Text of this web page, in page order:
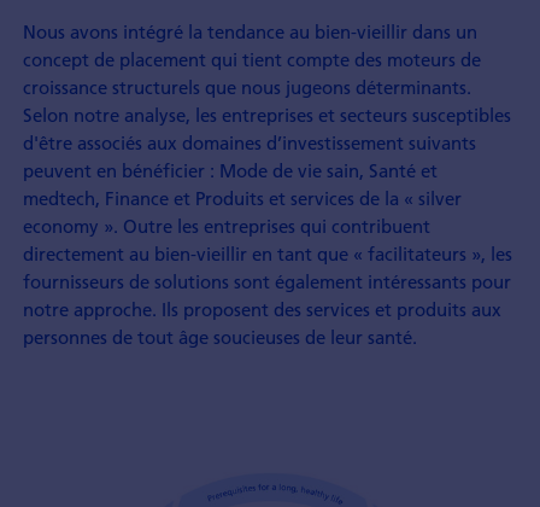
Nous avons intégré la tendance au bien-vieillir dans un
concept de placement qui tient compte des moteurs de
croissance structurels que nous jugeons déterminants.
Selon notre analyse, les entreprises et secteurs susceptibles
d'être associés aux domaines d’investissement suivants
peuvent en bénéficier : Mode de vie sain, Santé et
medtech, Finance et Produits et services de la « silver
economy ». Outre les entreprises qui contribuent
directement au bien-vieillir en tant que « facilitateurs », les
fournisseurs de solutions sont également intéressants pour
notre approche. Ils proposent des services et produits aux
personnes de tout âge soucieuses de leur santé.